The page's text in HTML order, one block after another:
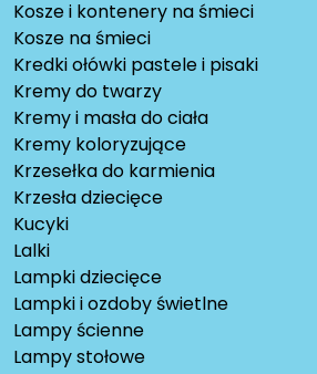
Kosze i kontenery na śmieci
Kosze na śmieci
Kredki ołówki pastele i pisaki
Kremy do twarzy
Kremy i masła do ciała
Kremy koloryzujące
Krzesełka do karmienia
Krzesła dziecięce
Kucyki
Lalki
Lampki dziecięce
Lampki i ozdoby świetlne
Lampy ścienne
Lampy stołowe